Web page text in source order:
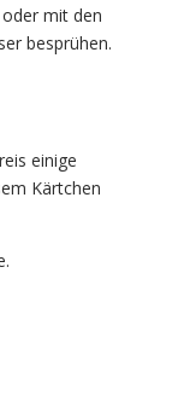
mit den
besprühen.
einige
Kärtchen